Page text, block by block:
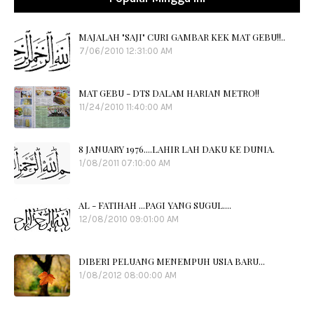
MAJALAH "SAJI" CURI GAMBAR KEK MAT GEBU!!..
7/06/2010 12:31:00 AM
MAT GEBU - DTS DALAM HARIAN METRO!!
11/24/2010 11:40:00 AM
8 JANUARY 1976....LAHIR LAH DAKU KE DUNIA.
1/08/2011 07:10:00 AM
AL - FATIHAH ...PAGI YANG SUGUL....
12/08/2010 09:01:00 AM
DIBERI PELUANG MENEMPUH USIA BARU...
1/08/2012 08:00:00 AM